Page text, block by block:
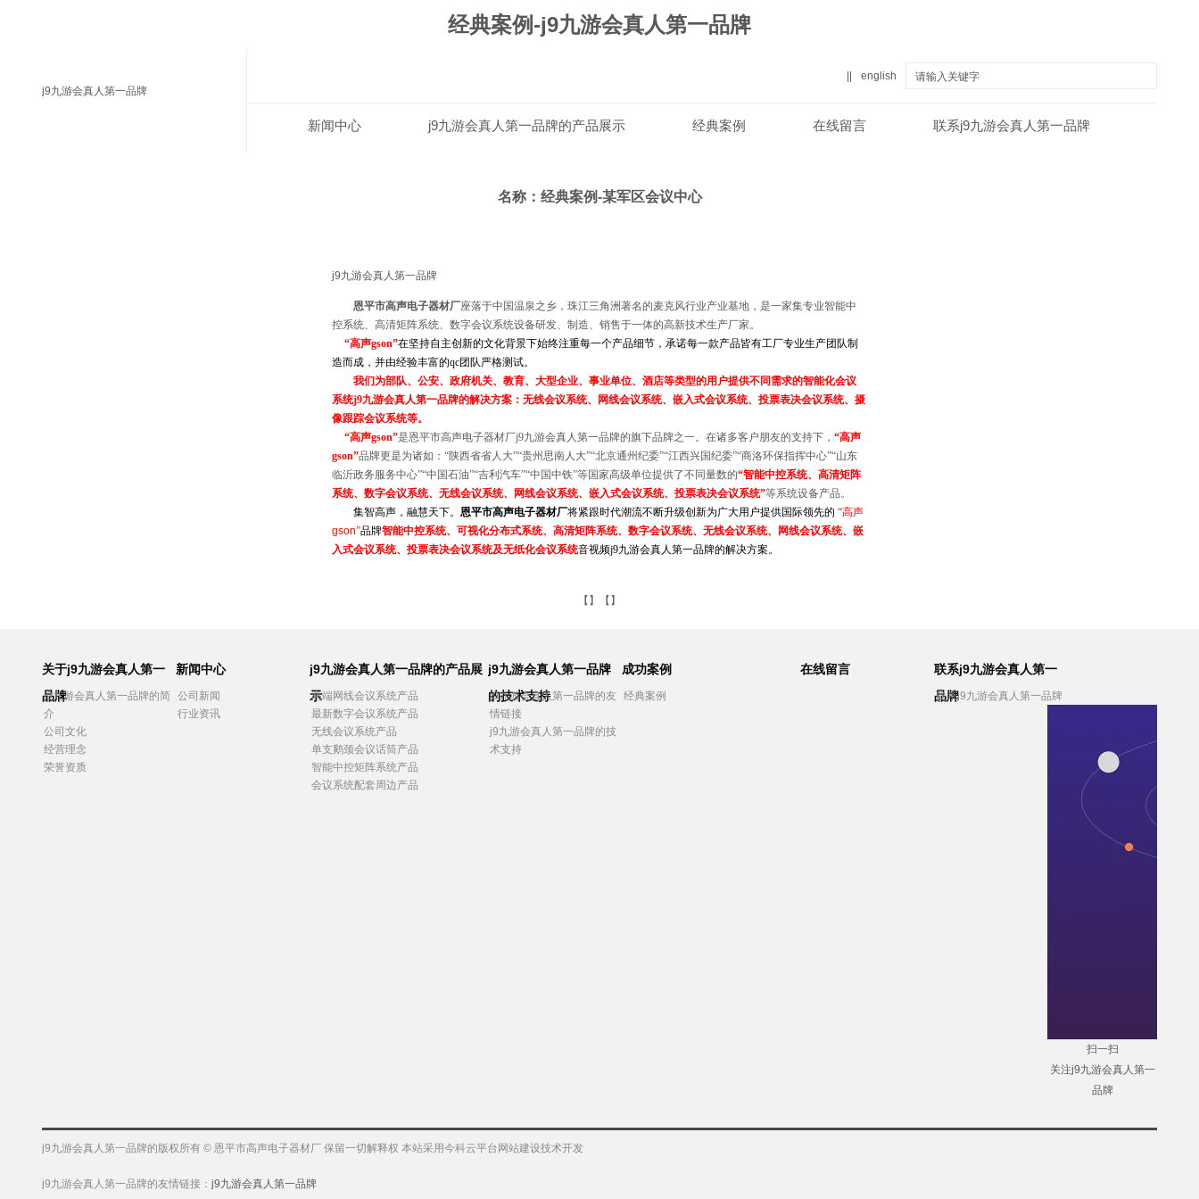
经典案例-j9九游会真人第一品牌
j9九游会真人第一品牌
english
联系j9九游会真人第一品牌
在线留言
经典案例
j9九游会真人第一品牌的产品展示
新闻中心
名称：经典案例-某军区会议中心
j9九游会真人第一品牌
恩平市高声电子器材厂座落于中国温泉之乡，珠江三角洲著名的麦克风行业产业基地 ，是一家集专业智能中
控系统、高清矩阵系统、数字会议系统设备研发、制造、销售于一体的高新技术生产厂家。
“高声gson”在坚持自主创新的文化背景下始终注重每一个产品细节，承诺每一款产品皆有工厂专业生产团队制
造而成，并由经验丰富的qc团队严格测试。
我们为部队、公安、政府机关、教育、大型企业、事业单位、酒店等类型的用户提供不同需求的智能化会议
系统j9九游会真人第一品牌的解决方案： 无线会议系统、网线会议系统、嵌入式会议系统、投票表决会议系统、摄
像跟踪会议系统等。
“高声gson”是恩平市高声电子器材厂j9九游会真人第一品牌的旗下品牌之一。在诸多客户朋友的支持下， “高声
gson”品牌更是为诸如： “陕西省省人大”“贵州思南人大”“北京通州纪委”“江西兴国纪委”“商洛环保指挥中心”“山东
临沂政务服务中心”“中国石油”“吉利汽车”“中国中铁”等国家高级单位提供了不同量数的“智能中控系统、高清矩阵
系统、数字会议系统、无线会议系统、网线会议系统、嵌入式会议系统、投票表决会议系统”等系统设备产品。
集智高声，融慧天下。 恩平市高声电子器材厂将紧跟时代潮流不断升级创新为广大用户提供国际领先的 “高声
gson”品牌智能中控系统、可视化分布式系统、高清矩阵系统、数字会议系统、无线会议系统、网线会议系统、嵌
入式会议系统、投票表决会议系统及无纸化会议系统音视频j9九游会真人第一品牌的解决方案。
【】【】
关于j9九游会真人第一
品牌
j9九游会真人第一品牌的简
介
公司文化
经营理念
荣誉资质
新闻中心
公司新闻
行业资讯
j9九游会真人第一品牌的产品展
示
高端网线会议系统产品
最新数字会议系统产品
无线会议系统产品
单支鹅颈会议话筒产品
智能中控矩阵系统产品
会议系统配套周边产品
j9九游会真人第一品牌
的技术支持
j9九游会真人第一品牌的友
情链接
j9九游会真人第一品牌的技
术支持
成功案例
经典案例
在线留言
联系j9九游会真人第一
品牌
联系j9九游会真人第一品牌
扫一扫
关注j9九游会真人第一
品牌
j9九游会真人第一品牌的版权所有 © 恩平市高声电子器材厂 保留一切解释权 本站采用今科云平台网站建设技术开发
j9九游会真人第一品牌的友情链接： j9九游会真人第一品牌